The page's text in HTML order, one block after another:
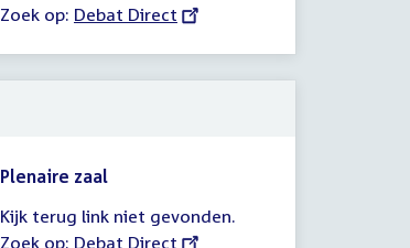
Zoek op: External
Debat Direct
Plenaire zaal
Kijk terug link niet gevonden.
Zoek op: External
Debat Direct